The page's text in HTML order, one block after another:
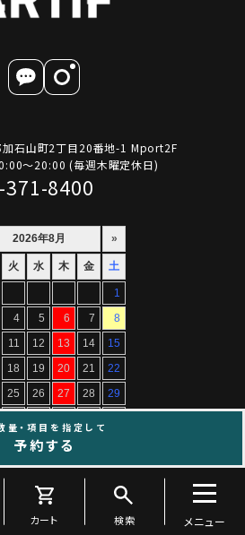
加石山町2丁目20番地-1 Mport2F
～20:00 (毎週木曜定休日)
8400
All Rights Reserved.
量・項目を指定して
予約する